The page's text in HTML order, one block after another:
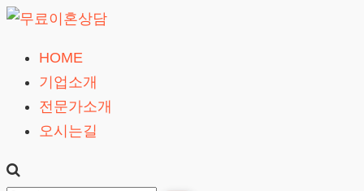
Skip
content
상
HOME
기업소개
전문가소개
오시는길